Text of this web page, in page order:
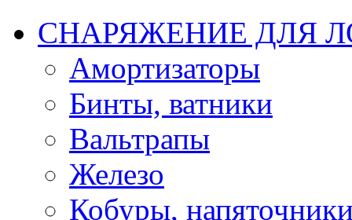
СНАРЯЖЕНИЕ ДЛЯ
Амортизаторы
Бинты, ватники
Вальтрапы
Железо
Кобуры,